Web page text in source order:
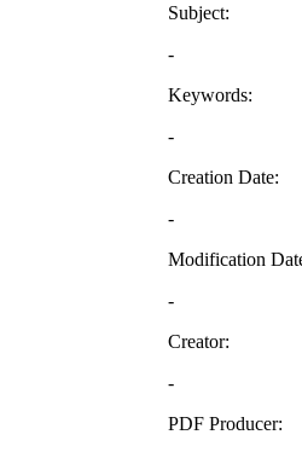
Subject:
-
Keywords:
-
Creation Date:
-
Modification
-
Creator:
-
PDF Producer: